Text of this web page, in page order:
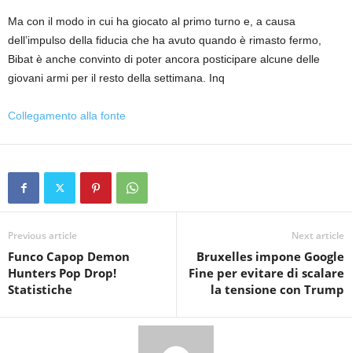
Ma con il modo in cui ha giocato al primo turno e, a causa
dell’impulso della fiducia che ha avuto quando è rimasto fermo,
Bibat è anche convinto di poter ancora posticipare alcune delle
giovani armi per il resto della settimana. Inq
Collegamento alla fonte
Previous article
Funco Capop Demon
Hunters Pop Drop!
Statistiche
Next article
Bruxelles impone Google
Fine per evitare di scalare
la tensione con Trump